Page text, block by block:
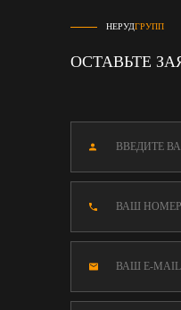
НЕРУДГРУПП
ОСТАВЬТЕ